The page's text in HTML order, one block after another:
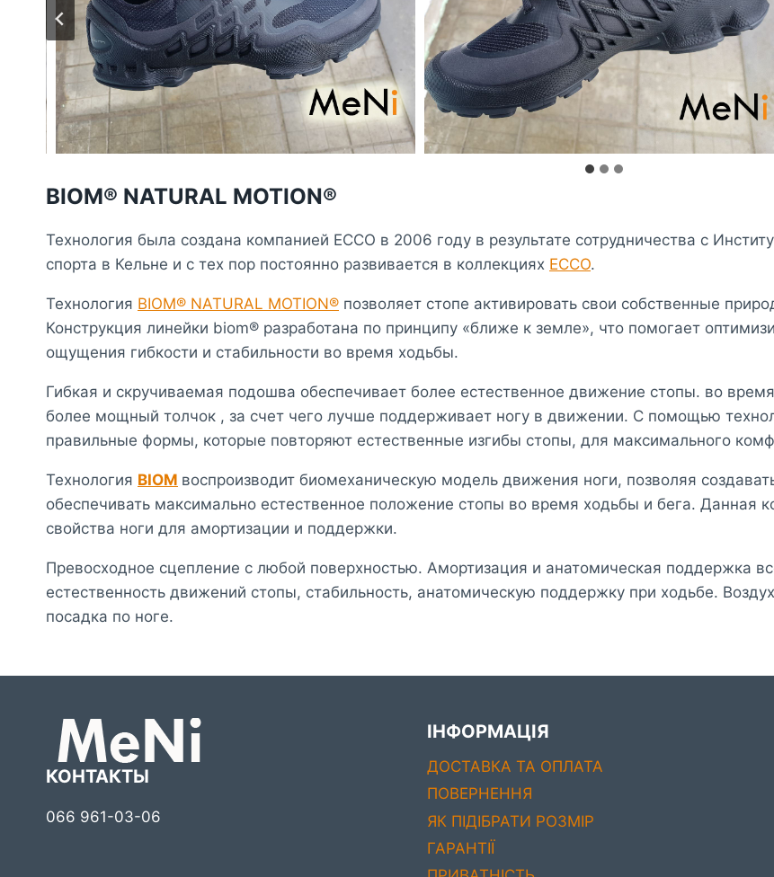
BIOM® NATURAL MOTION®
Технология была создана компанией ЕССО в 2006 году в результате сотрудничества с
спорта в Кельне и с тех пор постоянно развивается в коллекциях ЕССО.
Технология BIOM® NATURAL MOTION® позволяет стопе активировать свои собственные
Конструкция линейки biom® разработана по принципу «ближе к земле», что помогает
ощущения гибкости и стабильности во время ходьбы.
Гибкая и скручиваемая подошва обеспечивает более естественное движение стопы. во
более мощный толчок , за счет чего лучше поддерживает ногу в движении. С помощью
правильные формы, которые повторяют естественные изгибы стопы, для максимального
Технология BIOM воспроизводит биомеханическую модель движения ноги, позволяя
обеспечивать максимально естественное положение стопы во время ходьбы и бега. Данная
свойства ноги для амортизации и поддержки.
Превосходное сцепление с любой поверхностью. Амортизация и анатомическая поддержка
естественность движений стопы, стабильность, анатомическую поддержку при ходьбе.
посадка по ноге.
КОНТАКТЫ
066 961-03-06
ІНФОРМАЦІЯ
ДОСТАВКА ТА ОПЛАТА
ПОВЕРНЕННЯ
ЯК ПІДІБРАТИ РОЗМІР
ГАРАНТІЇ